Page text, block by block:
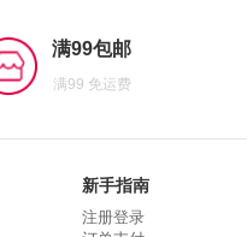
满99包邮
满99 免运费
新手指南
注册登录